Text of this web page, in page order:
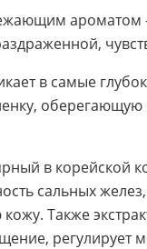
ароматом
в самые
в корейской
сальных
Также
регулирует